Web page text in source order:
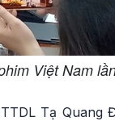
Việt Nam
Tạ Quang